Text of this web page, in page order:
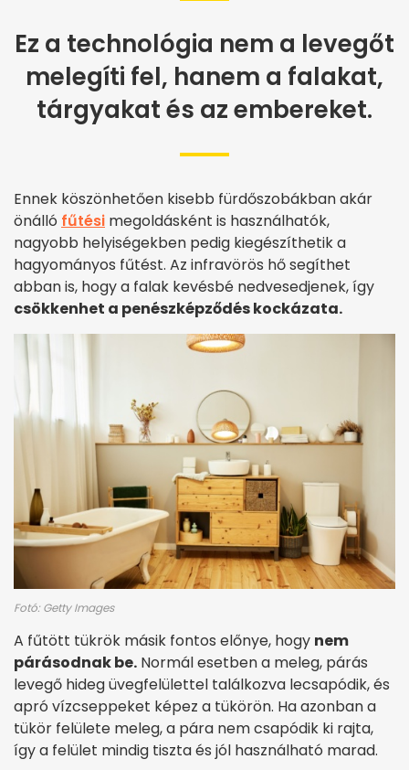
Ez a technológia nem a levegőt
melegíti fel, hanem a falakat,
tárgyakat és az embereket.
Ennek köszönhetően kisebb fürdőszobákban akár
önálló fűtési megoldásként is használhatók,
nagyobb helyiségekben pedig kiegészíthetik a
hagyományos fűtést. Az infravörös hő segíthet
abban is, hogy a falak kevésbé nedvesedjenek, így
csökkenhet a penészképződés kockázata.
Fotó: Getty Images
A fűtött tükrök másik fontos előnye, hogy nem
párásodnak be. Normál esetben a meleg, párás
levegő hideg üvegfelülettel találkozva lecsapódik, és
apró vízcseppeket képez a tükörön. Ha azonban a
tükör felülete meleg, a pára nem csapódik ki rajta,
így a felület mindig tiszta és jól használható marad.